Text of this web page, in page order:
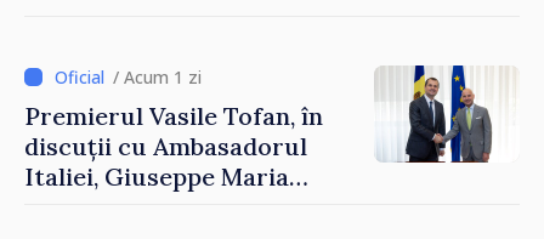
/ Acum 1 zi
Premierul Vasile Tofan, în
discuții cu Ambasadorul
Italiei, Giuseppe Maria